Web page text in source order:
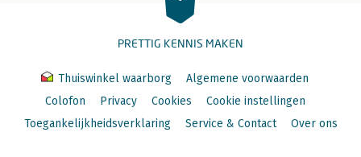
PRETTIG KENNIS MAKEN
Thuiswinkel waarborg
Algemene voorwaarden
Colofon
Privacy Cookies
Cookie instellingen
Toegankelijkheidsverklaring
Service & Contact Over ons